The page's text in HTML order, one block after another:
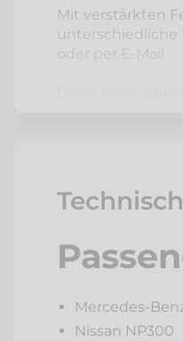
Mit verstärkten
unterschiedliche
oder per E-Mail.
Diese starken
Nebeneffekt. So
Mercedes-
Nissan NP300